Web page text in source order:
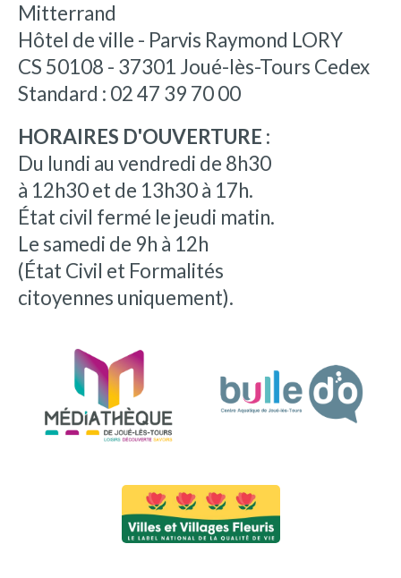
Mitterrand
Hôtel de ville - Parvis Raymond LORY
CS 50108 - 37301 Joué-lès-Tours Cedex
Standard : 02 47 39 70 00
HORAIRES D'OUVERTURE :
Du lundi au vendredi de 8h30
à 12h30 et de 13h30 à 17h.
État civil fermé le jeudi matin.
Le samedi de 9h à 12h
(État Civil et Formalités
citoyennes uniquement).